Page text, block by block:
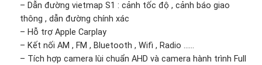
– Dẫn đường vietmap S1 : cảnh tốc độ , cảnh báo giao
thông , dẫn đường chính xác
– Hỗ trợ Apple Carplay
– Kết nối AM , FM , Bluetooth , Wifi , Radio ……
– Tích hợp camera lùi chuẩn AHD và camera hành trình Full